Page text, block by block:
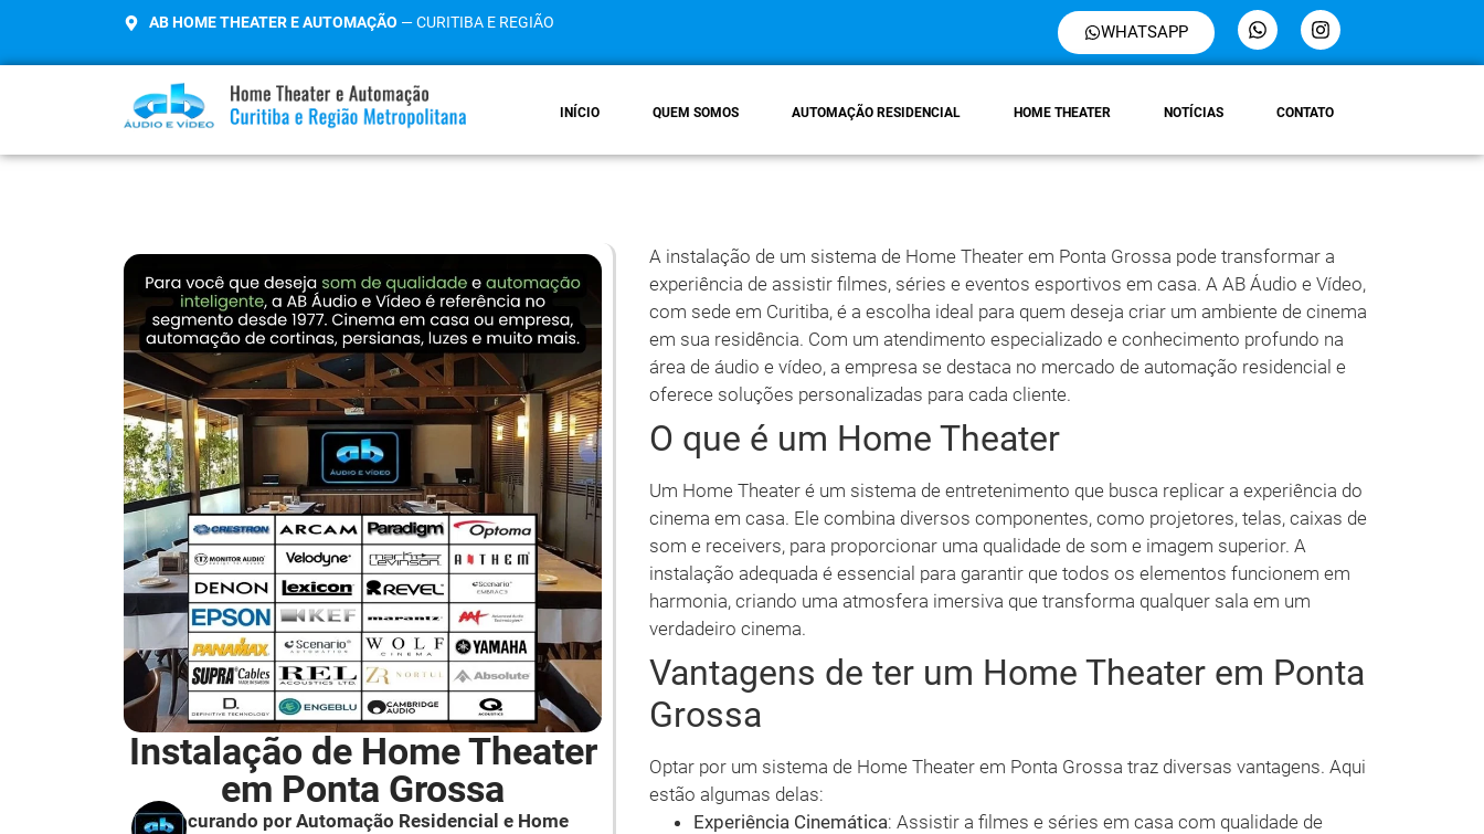
AB HOME THEATER E AUTOMAÇÃO — CURITIBA E REGIÃO WHATSAPP
INÍCIO QUEM SOMOS AUTOMAÇÃO RESIDENCIAL HOME THEATER NOTÍCIAS CONTATO
Instalação de Home Theater
em Ponta Grossa
Procurando por Automação Residencial e Home
A instalação de um sistema de Home Theater em Ponta Grossa pode transformar a
experiência de assistir filmes, séries e eventos esportivos em casa. A AB Áudio e Vídeo,
com sede em Curitiba, é a escolha ideal para quem deseja criar um ambiente de cinema
em sua residência. Com um atendimento especializado e conhecimento profundo na
área de áudio e vídeo, a empresa se destaca no mercado de automação residencial e
oferece soluções personalizadas para cada cliente.
O que é um Home Theater
Um Home Theater é um sistema de entretenimento que busca replicar a experiência do
cinema em casa. Ele combina diversos componentes, como projetores, telas, caixas de
som e receivers, para proporcionar uma qualidade de som e imagem superior. A
instalação adequada é essencial para garantir que todos os elementos funcionem em
harmonia, criando uma atmosfera imersiva que transforma qualquer sala em um
verdadeiro cinema.
Vantagens de ter um Home Theater em Ponta
Grossa
Optar por um sistema de Home Theater em Ponta Grossa traz diversas vantagens. Aqui
estão algumas delas:
Experiência Cinemática: Assistir a filmes e séries em casa com qualidade de